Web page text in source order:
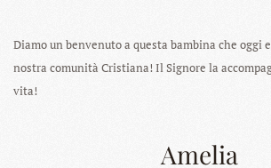
Diamo un benvenuto a questa bambina che oggi
nostra comunità Cristiana! Il Signore la
vita!
Amelia